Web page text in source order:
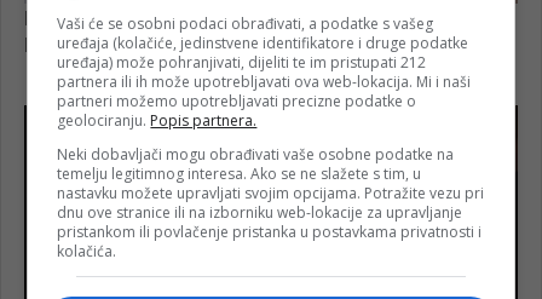
Vaši će se osobni podaci obrađivati, a podatke s vašeg
uređaja (kolačiće, jedinstvene identifikatore i druge podatke
uređaja) može pohranjivati, dijeliti te im pristupati 212
partnera ili ih može upotrebljavati ova web-lokacija. Mi i naši
partneri možemo upotrebljavati precizne podatke o
geolociranju. Popis partnera.
Neki dobavljači mogu obrađivati vaše osobne podatke na
temelju legitimnog interesa. Ako se ne slažete s tim, u
nastavku možete upravljati svojim opcijama. Potražite vezu pri
dnu ove stranice ili na izborniku web-lokacije za upravljanje
pristankom ili povlačenje pristanka u postavkama privatnosti i
kolačića.